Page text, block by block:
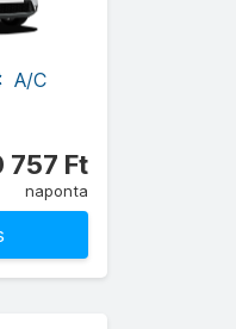
A/C
757 Ft
naponta